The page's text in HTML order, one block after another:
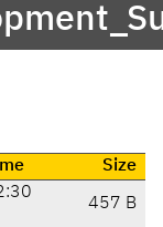
Size
457 B